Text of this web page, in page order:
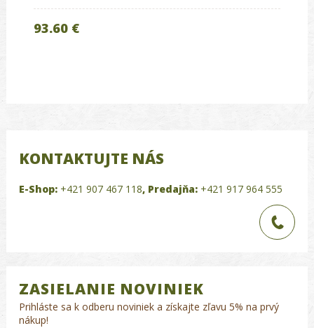
93.60 €
KONTAKTUJTE NÁS
E-Shop: +421 907 467 118, Predajňa: +421 917 964 555
ZASIELANIE NOVINIEK
Prihláste sa k odberu noviniek a získajte zľavu 5% na prvý
nákup!